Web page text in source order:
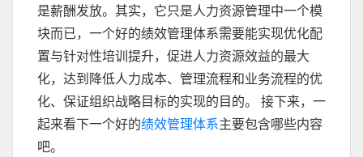
是薪酬发放。其实，它只是人力资源管理中一个模
块而已，一个好的绩效管理体系需要能实现优化配
置与针对性培训提升，促进人力资源效益的最大
化，达到降低人力成本、管理流程和业务流程的优
化、保证组织战略目标的实现的目的。 接下来，一
起来看下一个好的绩效管理体系主要包含哪些内容
吧。